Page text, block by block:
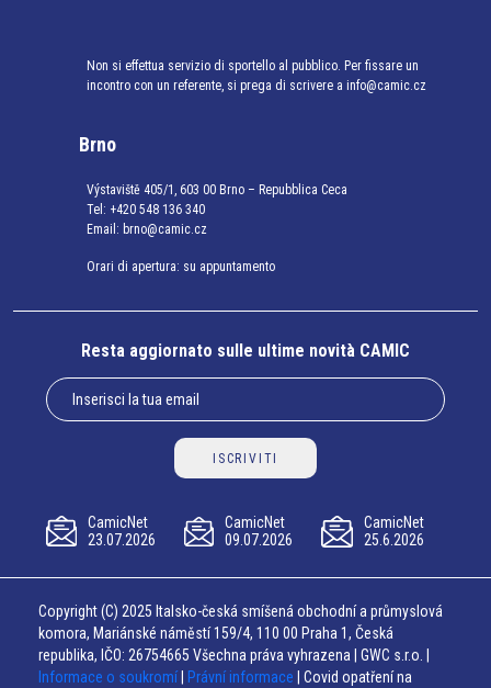
Non si effettua servizio di sportello al pubblico. Per fissare un
incontro con un referente, si prega di scrivere a info@camic.cz
Brno
Výstaviště 405/1, 603 00 Brno – Repubblica Ceca
Tel: +420 548 136 340
Email: brno@camic.cz
Orari di apertura: su appuntamento
Resta aggiornato sulle ultime novità CAMIC
ISCRIVITI
CamicNet
23.07.2026
CamicNet
09.07.2026
CamicNet
25.6.2026
Copyright (C) 2025 Italsko-česká smíšená obchodní a průmyslová
komora, Mariánské náměstí 159/4, 110 00 Praha 1, Česká
republika, IČO: 26754665 Všechna práva vyhrazena | GWC s.r.o. |
Informace o soukromí
Právní informace | Covid opatření na